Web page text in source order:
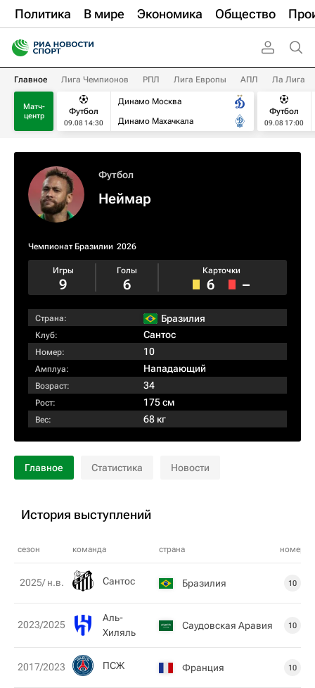
Политика В мире Экономика Общество
Главное Лига Чемпионов РПЛ Лига Европы АПЛ Ла Лига
Матч-
центр
Футбол
09.08 14:30
Динамо Москва
Динамо Махачкала
Футбол
09.08 17:00
Футбол
Неймар
Чемпионат Бразилии 2026
Игры
9
Голы
6
Карточки
6 –
Страна: Бразилия
Клуб: Сантос
Номер: 10
Амплуа: Нападающий
Возраст: 34
Рост: 175 см
Вес: 68 кг
Главное Статистика Новости
История выступлений
сезон команда страна номер
2025/ н.в. Сантос Бразилия 10
2023/2025
Аль-
Хиляль
Саудовская Аравия 10
2017/2023 ПСЖ Франция 10